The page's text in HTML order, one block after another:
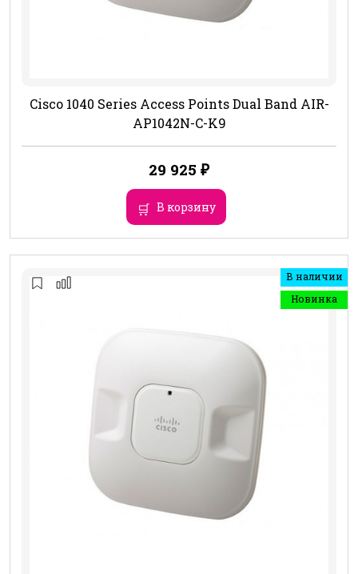
Cisco 1040 Series Access Points Dual Band AIR-
AP1042N-C-K9
29 925 ₽
В корзину
В наличии
Новинка